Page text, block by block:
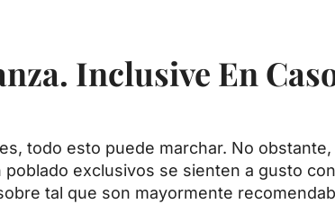
Inclusive En
todo esto puede marchar. No
exclusivos se sienten a gusto
tal que son mayormente